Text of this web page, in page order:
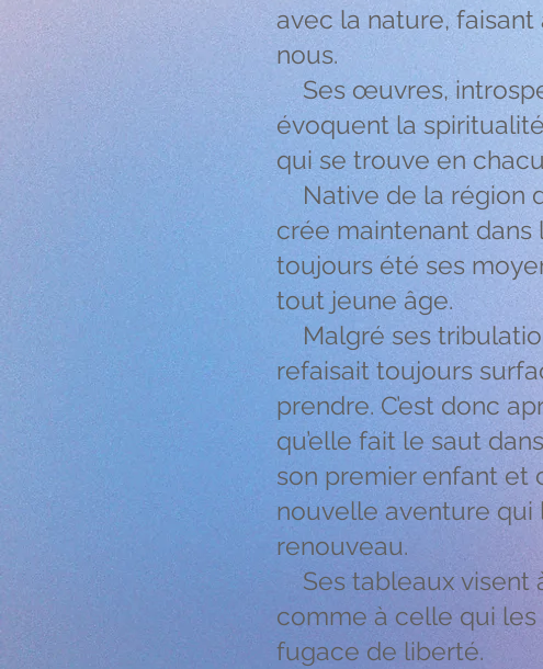
avec la nature, faisant
nous.
Ses œuvres,
évoquent la
qui se trouve en
Native de la région
crée maintenant dans
toujours été ses
tout jeune âge.
Malgré ses
refaisait toujours
prendre. C’est donc
qu’elle fait le saut
son premier enfant et
nouvelle aventure qui
renouveau.
Ses tableaux visent
comme à celle qui
fugace de liberté.